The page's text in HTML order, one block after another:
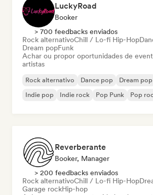
LuckyRoad
Booker
> 700 feedbacks enviados
Rock alternativoChill / Lo-fi Hip-Hop
Dream popFunk
Achar ou propor oportunidades de
artistas
Rock alternativo Dance pop Dream pop
Indie pop
Indie rock Pop Punk Pop
Reverberante
Booker, Manager
> 200 feedbacks enviados
Rock alternativoChill / Lo-fi Hip-Hop
Garage rockHip-hop